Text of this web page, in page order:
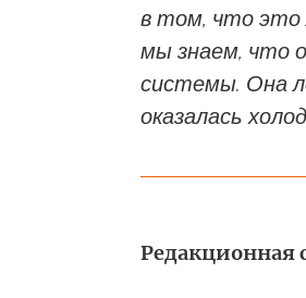
в том, что это
мы знаем, что
системы. Она
оказалась
Редакционная